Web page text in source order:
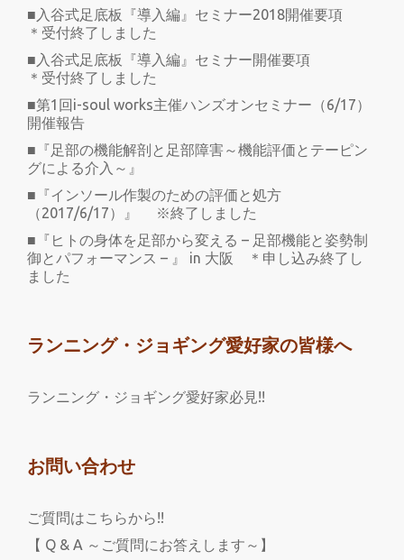
■入谷式足底板『導入編』セミナー2018開催要項
＊受付終了しました
■入谷式足底板『導入編』セミナー開催要項
＊受付終了しました
■第1回i-soul works主催ハンズオンセミナー（6/17）
開催報告
■『足部の機能解剖と足部障害～機能評価とテーピン
グによる介入～』
■『インソール作製のための評価と処方
（2017/6/17）』 ※終了しました
■『ヒトの身体を足部から変える – 足部機能と姿勢制
御とパフォーマンス – 』 in 大阪 ＊申し込み終了し
ました
ランニング・ジョギング愛好家の皆様へ
ランニング・ジョギング愛好家必見!!
お問い合わせ
ご質問はこちらから!!
【 Q & A ～ご質問にお答えします～】